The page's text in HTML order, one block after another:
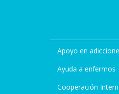
Apoyo en
Ayuda a enfermos
Cooperación